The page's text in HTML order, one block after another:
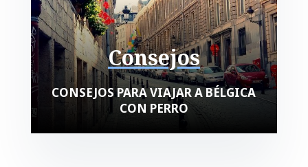
Consejos
CONSEJOS PARA VIAJAR A BÉLGICA
CON PERRO